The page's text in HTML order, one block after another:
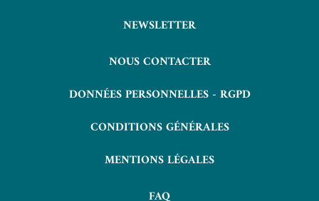
NEWSLETTER
NOUS CONTACTER
DONNÉES PERSONNELLES - RGPD
CONDITIONS GÉNÉRALES
MENTIONS LÉGALES
FAQ